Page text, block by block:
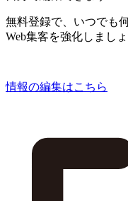
無料登録で、いつでも
Web集客を強化しましょ
情報の編集はこちら